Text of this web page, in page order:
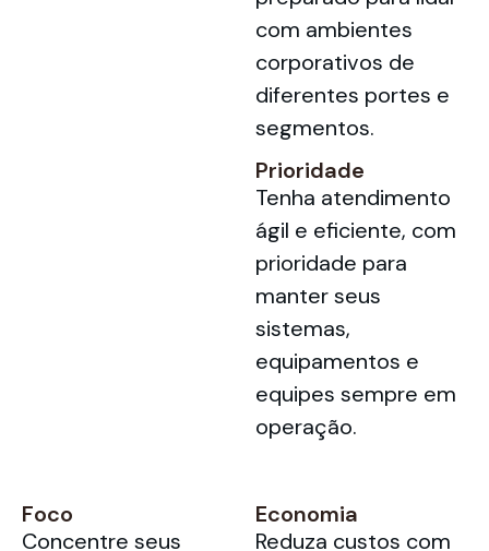
com ambientes
corporativos de
diferentes portes e
segmentos.
Prioridade
Tenha atendimento
ágil e eficiente, com
prioridade para
manter seus
sistemas,
equipamentos e
equipes sempre em
operação.
Foco
Concentre seus
Economia
Reduza custos com